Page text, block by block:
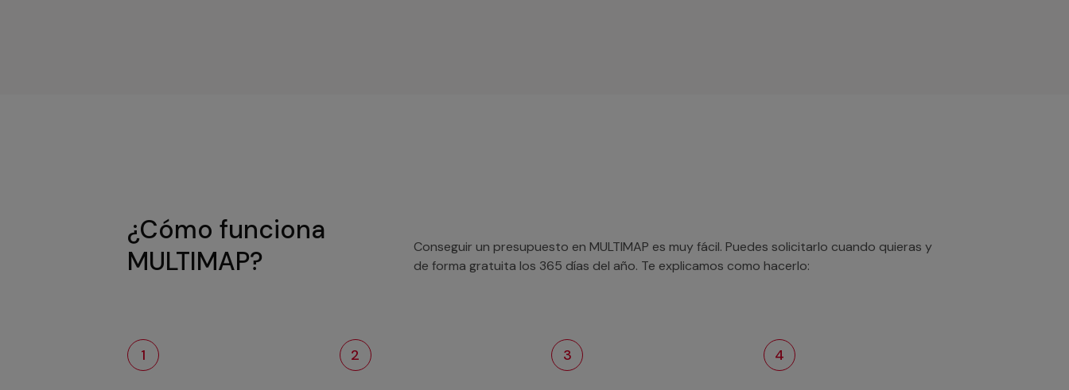
¿Cómo funciona
MULTIMAP?
Conseguir un presupuesto en MULTIMAP es muy fácil. Puedes solicitarlo cuando quieras y
de forma gratuita los 365 días del año. Te explicamos como hacerlo:
1 2 3 4